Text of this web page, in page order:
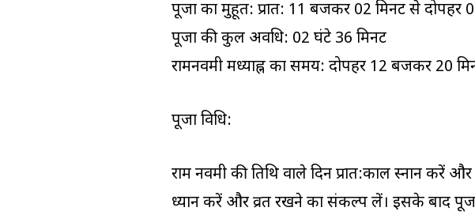
पूजा का मुहूर्त: प्रात: 11 बजकर 02 मिनट से
पूजा की कुल अवधि: 02 घंटे 36 मिनट
रामनवमी मध्याह्न का समय: दोपहर 12 बजकर 20
पूजा विधि:
राम नवमी की तिथि वाले दिन प्रात:काल स्नान करें
ध्यान करें और व्रत रखने का संकल्प लें। इसके बाद